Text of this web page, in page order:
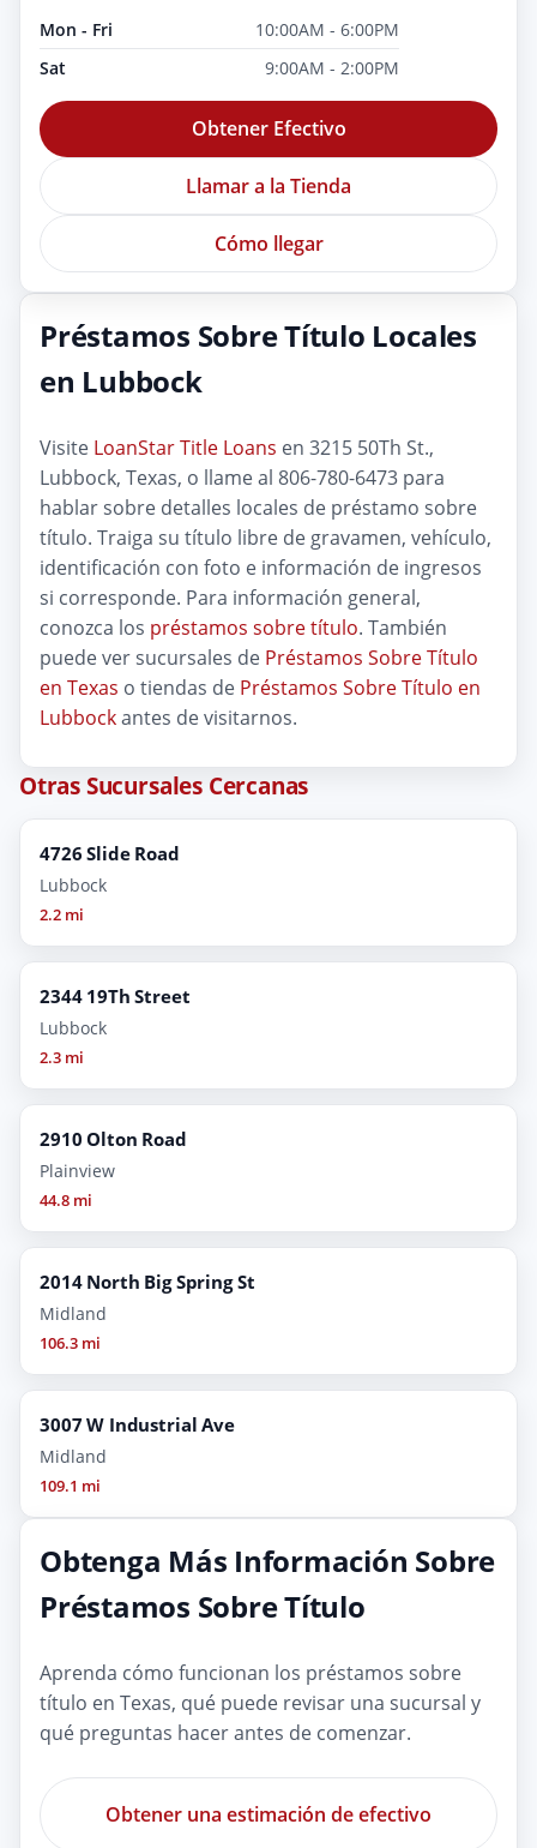
Mon - Fri
10:00AM - 6:00PM
Sat
9:00AM - 2:00PM
Obtener Efectivo
Llamar a la Tienda
Cómo llegar
Préstamos Sobre Título Locales
en Lubbock
Visite LoanStar Title Loans en 3215 50Th St.,
Lubbock, Texas, o llame al 806-780-6473 para
hablar sobre detalles locales de préstamo sobre
título. Traiga su título libre de gravamen, vehículo,
identificación con foto e información de ingresos
si corresponde. Para información general,
conozca los préstamos sobre título. También
puede ver sucursales de Préstamos Sobre Título
en Texas o tiendas de Préstamos Sobre Título en
Lubbockantes de visitarnos.
Otras Sucursales Cercanas
4726 Slide Road
Lubbock
2.2 mi
2344 19Th Street
Lubbock
2.3 mi
2910 Olton Road
Plainview
44.8 mi
2014 North Big Spring St
Midland
106.3 mi
3007 W Industrial Ave
Midland
109.1 mi
Obtenga Más Información Sobre
Préstamos Sobre Título
Aprenda cómo funcionan los préstamos sobre
título en Texas, qué puede revisar una sucursal y
qué preguntas hacer antes de comenzar.
Obtener una estimación de efectivo